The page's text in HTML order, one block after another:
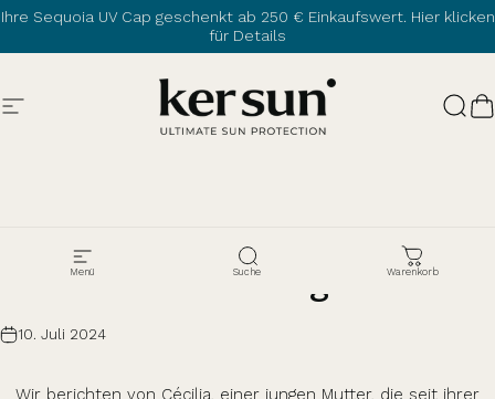
Direkt zum Inhalt
Ihre Sequoia UV Cap geschenkt ab 250 € Einkaufswert. Hier klicken
für Details
Seitennavigation Ker Sun
Menü Suche Warenkorb
Erfahrungsbericht
Mit
einer
Sonnenallergie leben
10. Juli 2024
Wir berichten von Cécilia, einer jungen Mutter, die seit ihrer